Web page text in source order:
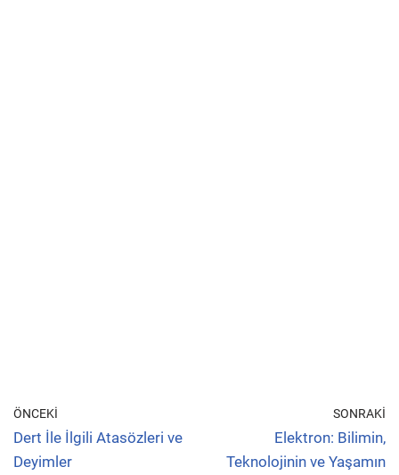
ÖNCEKI
Dert İle İlgili Atasözleri ve
Deyimler
SONRAKI
Elektron: Bilimin,
Teknolojinin ve Yaşamın